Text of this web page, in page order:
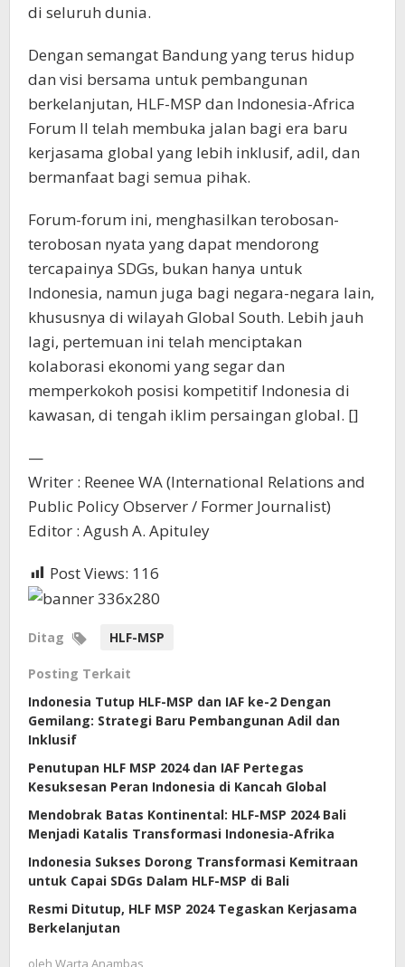
di seluruh dunia.
Dengan semangat Bandung yang terus hidup
dan visi bersama untuk pembangunan
berkelanjutan, HLF-MSP dan Indonesia-Africa
Forum II telah membuka jalan bagi era baru
kerjasama global yang lebih inklusif, adil, dan
bermanfaat bagi semua pihak.
Forum-forum ini, menghasilkan terobosan-
terobosan nyata yang dapat mendorong
tercapainya SDGs, bukan hanya untuk
Indonesia, namun juga bagi negara-negara lain,
khususnya di wilayah Global South. Lebih jauh
lagi, pertemuan ini telah menciptakan
kolaborasi ekonomi yang segar dan
memperkokoh posisi kompetitif Indonesia di
kawasan, di tengah iklim persaingan global. []
—
Writer : Reenee WA (International Relations and
Public Policy Observer / Former Journalist)
Editor : Agush A. Apituley
Post Views: 116
Ditag HLF-MSP
Posting Terkait
Indonesia Tutup HLF-MSP dan IAF ke-2 Dengan
Gemilang: Strategi Baru Pembangunan Adil dan
Inklusif
Penutupan HLF MSP 2024 dan IAF Pertegas
Kesuksesan Peran Indonesia di Kancah Global
Mendobrak Batas Kontinental: HLF-MSP 2024 Bali
Menjadi Katalis Transformasi Indonesia-Afrika
Indonesia Sukses Dorong Transformasi Kemitraan
untuk Capai SDGs Dalam HLF-MSP di Bali
Resmi Ditutup, HLF MSP 2024 Tegaskan Kerjasama
Berkelanjutan